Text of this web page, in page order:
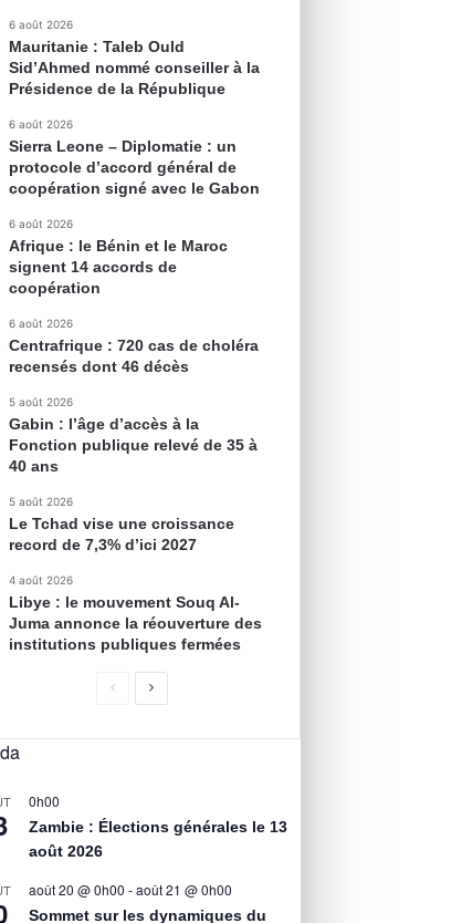
6 août 2026
Mauritanie : Taleb Ould
Sid’Ahmed nommé conseiller à la
Présidence de la République
6 août 2026
Sierra Leone – Diplomatie : un
protocole d’accord général de
coopération signé avec le Gabon
6 août 2026
Afrique : le Bénin et le Maroc
signent 14 accords de
coopération
6 août 2026
Centrafrique : 720 cas de choléra
recensés dont 46 décès
5 août 2026
Gabin : l’âge d’accès à la
Fonction publique relevé de 35 à
40 ans
5 août 2026
Le Tchad vise une croissance
record de 7,3% d’ici 2027
4 août 2026
Libye : le mouvement Souq Al-
Juma annonce la réouverture des
institutions publiques fermées
0h00
Zambie : Élections générales le 13
août 2026
août 20 @ 0h00 -août 21 @ 0h00
Sommet sur les dynamiques du